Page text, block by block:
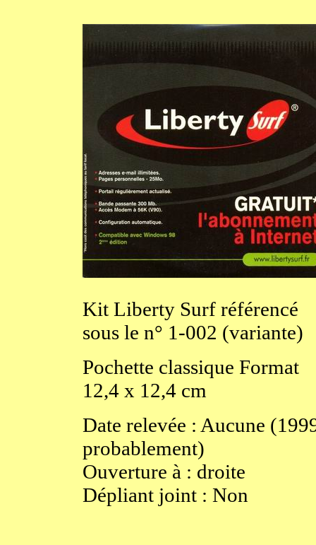
Kit Liberty Surf référencé
sous le n° 1-002 (variante)
Pochette classique Format
12,4 x 12,4 cm
Date relevée : Aucune
probablement)
Ouverture à : droite
Dépliant joint : Non